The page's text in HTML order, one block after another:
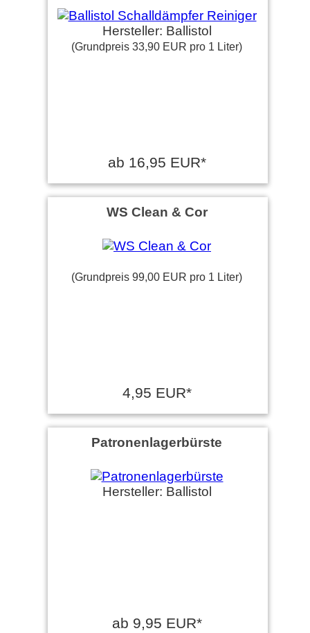
Volker g. schrieb am
23.04.2018
Artikel ist ok. Hilfreich wäre
eine bessere Bezeichnung
lesen
Hersteller: Ballistol
(Grundpreis 33,90 EUR pro 1 Liter)
ab 16,95 EUR*
WS Clean & Cor
(Grundpreis 99,00 EUR pro 1 Liter)
4,95 EUR*
Patronenlagerbürste
Hersteller: Ballistol
ab 9,95 EUR*